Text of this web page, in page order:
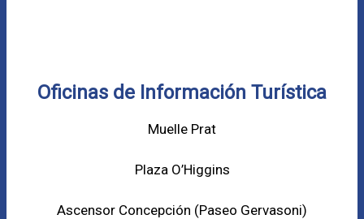
Oficinas de Información Turística
Muelle Prat
Plaza O’Higgins
Ascensor Concepción (Paseo Gervasoni)